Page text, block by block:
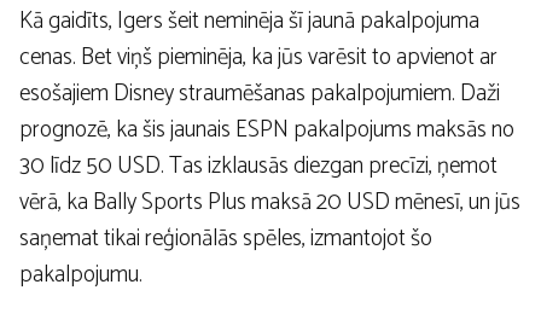
Kā gaidīts, Igers šeit neminēja šī jaunā pakalpojuma
cenas. Bet viņš pieminēja, ka jūs varēsit to apvienot ar
esošajiem Disney straumēšanas pakalpojumiem. Daži
prognozē, ka šis jaunais ESPN pakalpojums maksās no
30 līdz 50 USD. Tas izklausās diezgan precīzi, ņemot
vērā, ka Bally Sports Plus maksā 20 USD mēnesī, un jūs
saņemat tikai reģionālās spēles, izmantojot šo
pakalpojumu.